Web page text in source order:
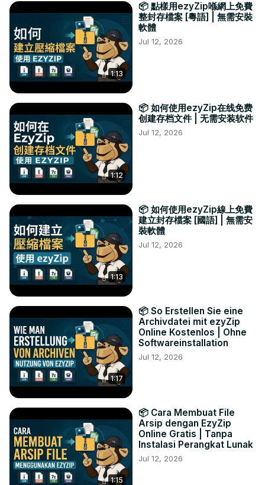
1:13
📦 點樣用ezyZip喺網上免費
整封存檔案 [粵語] | 無需安裝
軟體
Jul 12, 2026
1:12
📦 如何使用ezyZip在线免费
创建存档文件 | 无需安装软件
Jul 12, 2026
1:13
📦 如何使用ezyZip線上免費
建立封存檔案 [國語] | 無需安
裝軟體
Jul 12, 2026
1:17
📦 So Erstellen Sie eine
Archivdatei mit ezyZip
Online Kostenlos | Ohne
Softwareinstallation
Jul 12, 2026
1:15
📦 Cara Membuat File
Arsip dengan EzyZip
Online Gratis | Tanpa
Instalasi Perangkat Lunak
Jul 12, 2026